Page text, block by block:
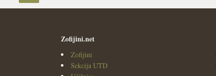
Zofijini.net
Zofijini
Sekcija UTD